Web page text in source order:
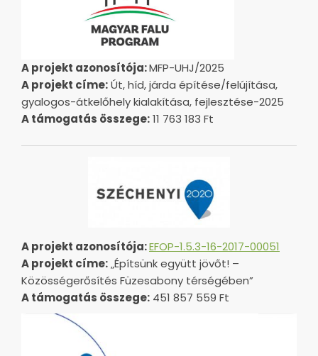
A projekt azonosítója:MFP-UHJ/2025
A projekt címe:Út, híd, járda építése/felújítása,
gyalogos-átkelőhely kialakítása, fejlesztése-2025
A támogatás összege:11 763 183 Ft
A projekt azonosítója:EFOP-1.5.3-16-2017-00051
A projekt címe:„Építsünk együtt jövőt! –
Közösségerősítés Füzesabony térségében”
A támogatás összege: 451 857 559 Ft